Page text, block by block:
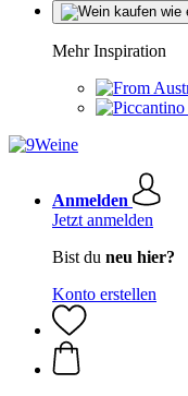
Mehr Inspiration
Anmelden
Jetzt anmelden
Bist du neu hier?
Konto erstellen